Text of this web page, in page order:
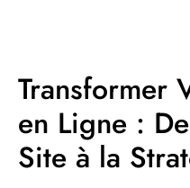
Transformer
en Ligne :
Site à la